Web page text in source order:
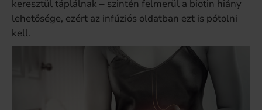
keresztül táplálnak – szintén felmerül a biotin hiány
lehetősége, ezért az infúziós oldatban ezt is pótolni
kell.